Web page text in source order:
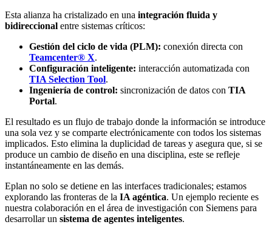
Esta alianza ha cristalizado en una integración fluida y
bidireccional entre sistemas críticos:
Gestión del ciclo de vida (PLM): conexión directa con
Teamcenter® X.
Configuración inteligente: interacción automatizada con
TIA Selection Tool.
Ingeniería de control: sincronización de datos con TIA
Portal.
El resultado es un flujo de trabajo donde la información se introduce
una sola vez y se comparte electrónicamente con todos los sistemas
implicados. Esto elimina la duplicidad de tareas y asegura que, si se
produce un cambio de diseño en una disciplina, este se refleje
instantáneamente en las demás.
Eplan no solo se detiene en las interfaces tradicionales; estamos
explorando las fronteras de la IA agéntica. Un ejemplo reciente es
nuestra colaboración en el área de investigación con Siemens para
desarrollar un sistema de agentes inteligentes.